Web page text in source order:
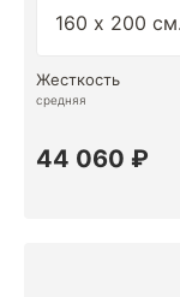
Жесткость
средняя
44 060 ₽